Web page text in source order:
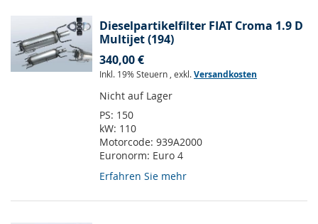
Dieselpartikelfilter FIAT Croma 1.9 D
Multijet (194)
340,00 €
Inkl. 19% Steuern , exkl.Versandkosten
Nicht auf Lager
PS: 150
kW: 110
Motorcode: 939A2000
Euronorm: Euro 4
Erfahren Sie mehr